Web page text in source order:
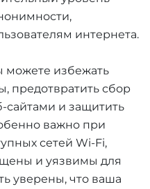
интернета.
можете избежать
предотвратить сбор
сайтами и защитить
важно при
сетей Wi-Fi,
и уязвимы для
уверены, что ваша